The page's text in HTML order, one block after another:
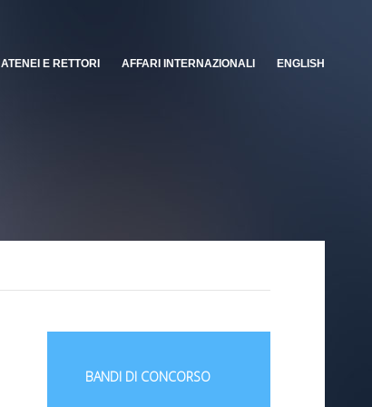
ATENEI E RETTORI AFFARI INTERNAZIONALI ENGLISH
BANDI DI CONCORSO